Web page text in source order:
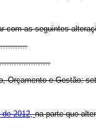
com as seguintes
Orçamento e Gestão:
de 2012,na parte que